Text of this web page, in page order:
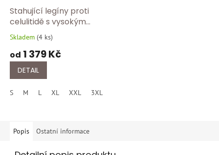
Stahující legíny proti
celulitidě s vysokým
pasem – modelující
efekt FC 609Y/černa
Průměrné
produktu
5,0
5
Skladem (4 ks)
od 1 379 Kč
DETAIL
S M L XL XXL 3XL
Popis Ostatní informace